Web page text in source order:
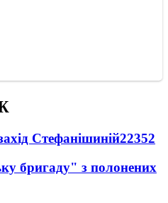
Стефанішиній22352
бригаду" з полонених